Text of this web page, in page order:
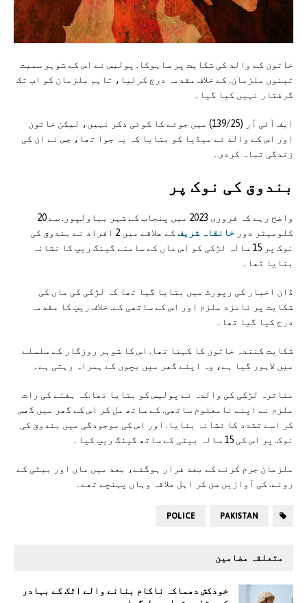
خاتون کے والد کی شکایت پر ساہوکا. پولیس نے اس کے شوہر سمیت
تینوں ملزمان. کے خلاف مقدمہ درج کرلیا، تاہم ملزمان کو اب تک
گرفتار نہیں کیا گیا۔
ایف آئی آر (139/25) میں جوئے کا کوئی ذکر نہیں، لیکن خاتون
اور اس کے والد نے میڈیا کو بتایا کہ یہ جوا تھا، جس نے ان کی
زندگی تباہ کردی۔
بندوق کی نوک پر
واضح رہے کہ فروری 2023 میں پنجاب کے شہر بہاولپور. سے 20
کلومیٹر دور خانقاہ شریف
کے علاقے میں 2 افراد نے بندوق کی
نوک پر 15 سالہ لڑکی کو اس ماں کے سامنے گینگ ریپ کا نشانہ
بنایا تھا۔
ڈان اخبار کی رپورٹ میں بتایا گیا تھا کہ لڑکی کی ماں کی
شکایت پر نامزد ملزم اور اس کے ساتھی کے. خلاف ریپ کا مقدمہ
درج کیا گیا تھا۔
شکایت کنندہ خاتون کا کہنا تھا. اس کا شوہر روزگار کے سلسلے
میں لاہور گیا ہے، وہ اپنے گھر میں بچوں کے ہمراہ رہتی ہے۔
متاثرہ لڑکی کی والدہ نے پولیس کو بتایا تھا.کہ ہفتے کی رات
ملزم نے اپنے نامعلوم ساتھی. کے ساتھ مل کر اس کے گھر میں گھس
کر اسے تشدد کا نشانہ بنایا. اور اس کی موجودگی میں بندوق کی
نوک. پر اس کی 15 سالہ بیٹی کے ساتھ گینگ ریپ کیا۔
ملزمان جرم کرنے کے بعد فرار ہوگئے، بعد میں ماں اور بیٹی کے
رونے. کی آوازیں سن کر اہل علاقہ وہاں پہنچے تھے۔
PAKISTAN
POLICE
متعلقہ مضامین
خودکش دھماکہ ناکام بنانے والے اٹک کے بہادر